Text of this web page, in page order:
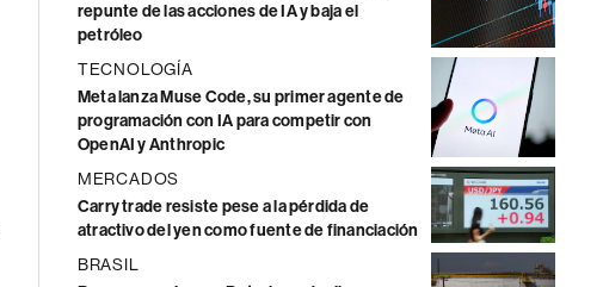
repunte de las acciones de IA y baja el
petróleo
TECNOLOGÍA
Meta lanza Muse Code, su primer agente de
programación con IA para competir con
OpenAI y Anthropic
MERCADOS
Carry trade resiste pese a la pérdida de
atractivo del yen como fuente de financiación
BRASIL